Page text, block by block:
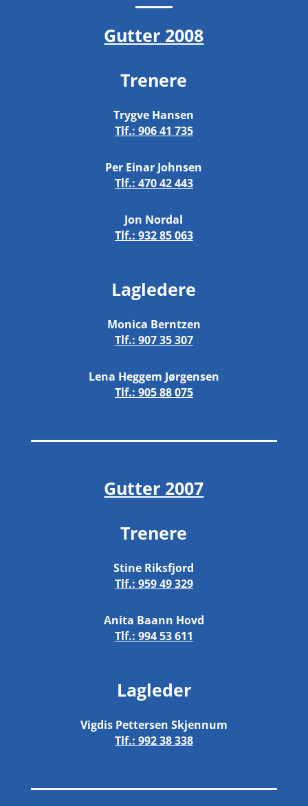
Gutter 2008
Trenere
Trygve Hansen
Tlf.: 906 41 735
Per Einar Johnsen
Tlf.: 470 42 443
Jon Nordal
Tlf.: 932 85 063
Lagledere
Monica Berntzen
Tlf.: 907 35 307
Lena Heggem Jørgensen
Tlf.: 905 88 075
Gutter 2007
Trenere
Stine Riksfjord
Tlf.: 959 49 329
Anita Baann Hovd
Tlf.: 994 53 611
Lagleder
Vigdis Pettersen Skjennum
Tlf.: 992 38 338